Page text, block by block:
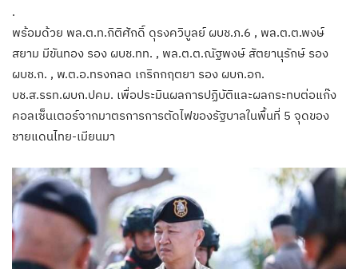
.
พร้อมด้วย พล.ต.ท.กิติศักดิ์ ดุรงควิบูลย์ ผบช.ภ.6 , พล.ต.ต.พงษ์
สยาม มีขันทอง รอง ผบช.ทท. , พล.ต.ต.ณัฐพงษ์ สัตยานุรักษ์ รอง
ผบช.ก. , พ.ต.อ.ทรงกลด เกริกกฤตยา รอง ผบก.อก.
บช.ส.รรท.ผบก.ปคม. เพื่อประมินผลการปฏิบัติและผลกระทบต่อแก๊ง
คอลเซ็นเตอร์จากมาตรการการตัดไฟของรัฐบาลในพื้นที่ 5 จุดของ
ชายแดนไทย-เมียนมา